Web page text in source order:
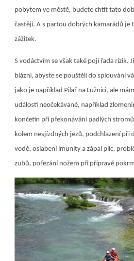
pobytem ve městě, budete chtít tato
častěji. A s partou dobrých kamarádů je
zážitek.
S vodáctvím se však také pojí řada rizik.
blázni, abyste se pouštěli do splouvání
jako je například Pilař na Lužnici, ale
události neočekávané, například
končetin při překonávání padlých
kolem nesjízdných jezů, podchlazení při
vodě, oslabení imunity a zápal plic,
zubů, pořezání nožem při přípravě